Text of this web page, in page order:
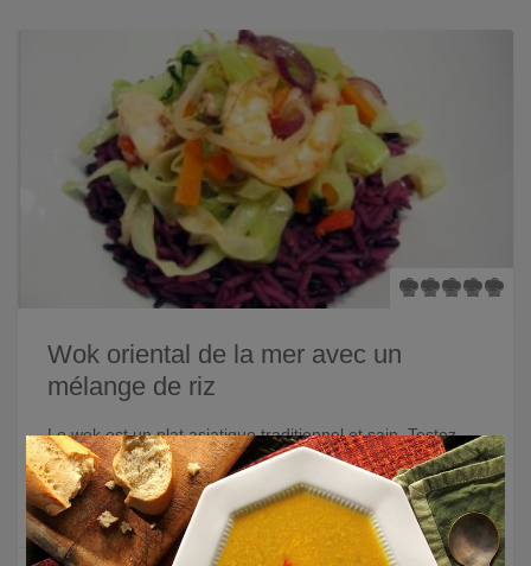
Wok oriental de la mer avec un
mélange de riz
Le wok est un plat asiatique traditionnel et sain. Testez
cette variante avec un mélange de riz et une touche
provenant de la mer !
×